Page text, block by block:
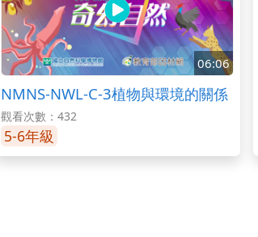
06:06
NMNS-NWL-C-3植物與環境的關係
觀看次數：432
5-6年級